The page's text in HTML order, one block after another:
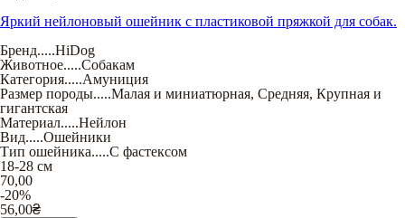
Яркий нейлоновый ошейник с пластиковой пряжкой для собак.
Бренд.....HiDog
Животное.....Собакам
Категория.....Амуниция
Размер породы.....Малая и миниатюрная, Средняя, Крупная и
гигантская
Материал.....Нейлон
Вид.....Ошейники
Тип ошейника.....С фастексом
18-28 см
70,00
-20%
56,00₴